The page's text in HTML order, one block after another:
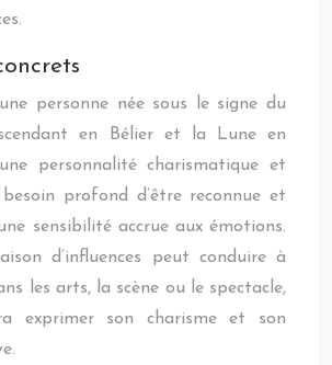
personne née sous le signe du
en Bélier et la Lune en
personnalité charismatique et
profond d’être reconnue et
sensibilité accrue aux émotions.
d’influences peut conduire à
les arts, la scène ou le spectacle,
exprimer son charisme et son